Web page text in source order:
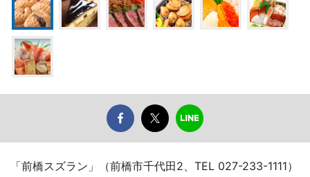
「前橋スズラン」（前橋市千代田2、TEL 027-233-1111）